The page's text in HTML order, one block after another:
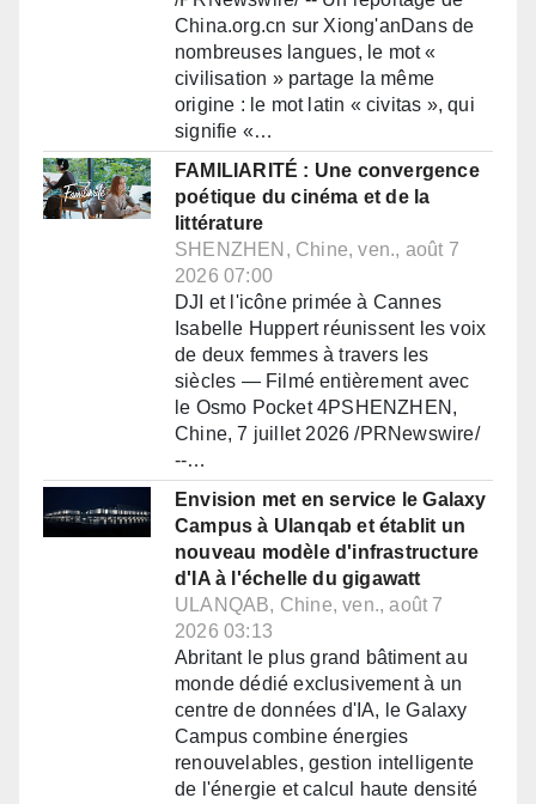
China.org.cn sur Xiong'anDans de
nombreuses langues, le mot «
civilisation » partage la même
origine : le mot latin « civitas », qui
signifie «…
FAMILIARITÉ : Une convergence
poétique du cinéma et de la
littérature
SHENZHEN, Chine, ven., août 7
2026 07:00
DJI et l'icône primée à Cannes
Isabelle Huppert réunissent les voix
de deux femmes à travers les
siècles — Filmé entièrement avec
le Osmo Pocket 4PSHENZHEN,
Chine, 7 juillet 2026 /PRNewswire/
--…
Envision met en service le Galaxy
Campus à Ulanqab et établit un
nouveau modèle d'infrastructure
d'IA à l'échelle du gigawatt
ULANQAB, Chine, ven., août 7
2026 03:13
Abritant le plus grand bâtiment au
monde dédié exclusivement à un
centre de données d'IA, le Galaxy
Campus combine énergies
renouvelables, gestion intelligente
de l'énergie et calcul haute densité